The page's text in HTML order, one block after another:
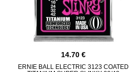
14.70
ERNIE BALL ELECTRIC 3123 COATED